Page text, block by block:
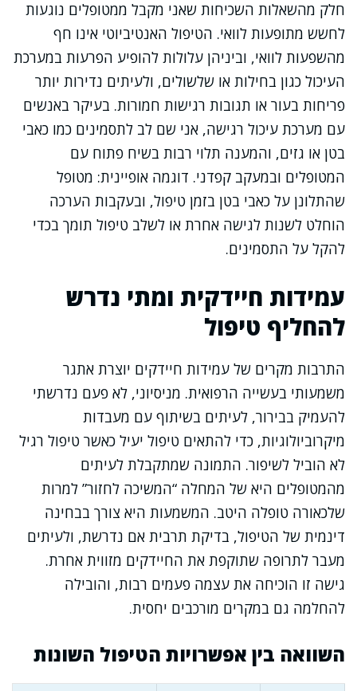
חלק מהשאלות השכיחות שאני מקבל ממטופלים נוגעות
לחשש מתופעות לוואי. הטיפול האנטיביוטי אינו חף
מהשפעות לוואי, וביניהן עלולות להופיע הפרעות במערכת
העיכול כגון בחילות או שלשולים, ולעיתים נדירות יותר
פריחות בעור או תגובות רגישות חמורות. בעיקר באנשים
עם מערכת עיכול רגישה, אני שם לב לתסמינים כמו כאבי
בטן או גזים, והמענה תלוי רבות בשיח פתוח עם
המטופלים ובמעקב קפדני. דוגמה אופיינית: מטופל
שהתלונן על כאבי בטן בזמן טיפול, ובעקבות הערכה
הוחלט לשנות לגישה אחרת או לשלב טיפול תומך בכדי
להקל על התסמינים.
עמידות חיידקית ומתי נדרש
להחליף טיפול
התרבות מקרים של עמידות חיידקים יוצרת אתגר
משמעותי בעשייה הרפואית. מניסיוני, לא פעם נדרשתי
להעמיק בבירור, לעיתים בשיתוף עם מעבדות
מיקרוביולוגיות, כדי להתאים טיפול יעיל כאשר טיפול רגיל
לא הוביל לשיפור. התמונה שמתקבלת לעיתים
מהמטופלים היא של המחלה “המשיכה לחזור” למרות
שלכאורה טופלה היטב. המשמעות היא צורך בבחינה
דינמית של הטיפול, בדיקת תרבית אם נדרשת, ולעיתים
מעבר לתרופה שתוקפת את החיידקים מזווית אחרת.
גישה זו הוכיחה את עצמה פעמים רבות, והובילה
להחלמה גם במקרים מורכבים יחסית.
השוואה בין אפשרויות הטיפול השונות